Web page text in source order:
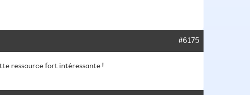
#6175
ressource fort intéressante !